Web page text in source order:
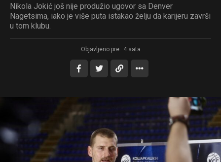
Nikola Jokić još nije produžio ugovor sa Denver
Nagetsima, iako je više puta istakao želju da karijeru završi
u tom klubu.
Objavljeno pre: 4 sata